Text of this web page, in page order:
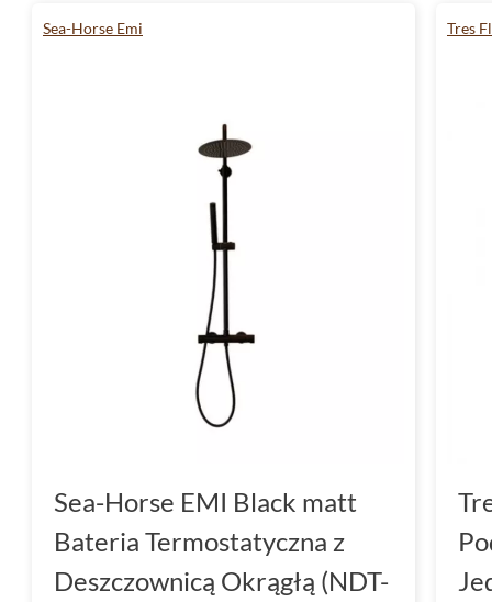
Sea-Horse Emi
Sea-Horse EMI Black matt
Bateria Termostatyczna z
Deszczownicą Okrągłą (NDT-
Tres